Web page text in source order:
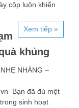
cộp luôn khiến
Xem tiếp »
khủng
NHÀNG –
Bạn đã đủ mệt
sinh hoạt